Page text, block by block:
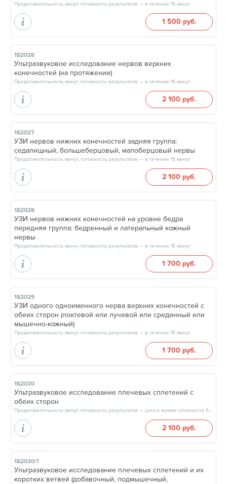
Продолжительность минут, готовность результатов — в течение 15 минут
1 500 руб.
1Б2026
Ультразвуковое исследование нервов верхних
конечностей (на протяжении)
Продолжительность минут, готовность результатов — в течение 15 минут
2 100 руб.
1Б2027
УЗИ нервов нижних конечностей задняя группа:
седалищный, большеберцовый, малоберцовый нервы
Продолжительность минут, готовность результатов — в течение 15 минут
2 100 руб.
1Б2028
УЗИ нервов нижних конечностей на уровне бедра
передняя группа: бедренный и латеральный кожный
нервы
Продолжительность минут, готовность результатов — в течение 15 минут
1 700 руб.
1Б2029
УЗИ одного одноименного нерва верхних конечностей с
обеих сторон (локтевой или лучевой или срединный или
мышечно-кожный)
Продолжительность минут, готовность результатов — в течение 15 минут
1 700 руб.
1Б2030
Ультразвуковое исследование плечевых сплетений с
обеих сторон
Продолжительность минут, готовность результатов — дата и время готовности будут сообщены врачом в день приёма
2 100 руб.
1Б2030/1
Ультразвуковое исследование плечевых сплетений и их
коротких ветвей (добавочный, подмышечный,